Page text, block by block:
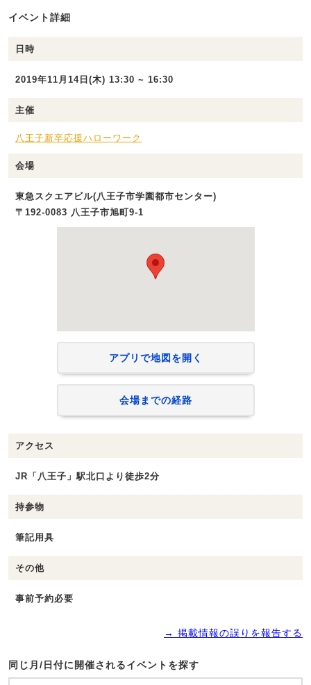
イベント詳細
日時
2019年11月14日(木) 13:30 ~ 16:30
主催
八王子新卒応援ハローワーク
会場
東急スクエアビル(八王子市学園都市センター)
〒192-0083 八王子市旭町9-1
アプリで地図を開く
会場までの経路
アクセス
JR「八王子」駅北口より徒歩2分
持参物
筆記用具
その他
事前予約必要
→ 掲載情報の誤りを報告する
同じ月/日付に開催されるイベントを探す